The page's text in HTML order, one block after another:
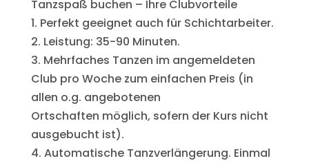
Tanzspaß buchen – Ihre Clubvorteile
1. Perfekt geeignet auch für Schichtarbeiter.
2. Leistung: 35-90 Minuten.
3. Mehrfaches Tanzen im angemeldeten
Club pro Woche zum einfachen Preis (in
allen o.g. angebotenen
Ortschaften möglich, sofern der Kurs nicht
ausgebucht ist).
4. Automatische Tanzverlängerung. Einmal